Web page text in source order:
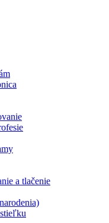
a tlačenie